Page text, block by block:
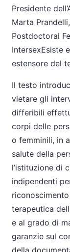
Presidente
Marta
Postdoctoral
IntersexEsiste
estensore del
Il testo
vietare gli
differibili
corpi delle
o femminili, in
salute della
l’istituzione di
indipendenti
terapeutica
e al grado di
garanzie sul
della